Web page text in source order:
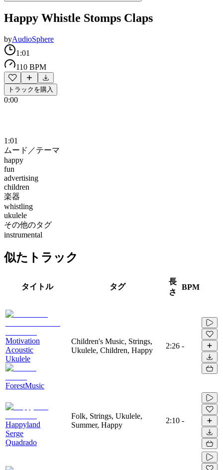
Happy Whistle Stomps Claps
byAudioSphere
1:01
110 BPM
トラックを購入
0:00
1:01
ムード／テーマ
happy
fun
advertising
children
楽器
whistling
ukulele
その他のタグ
instrumental
似たトラック
タイトル タグ
長
さ
BPM
Motivation
Acoustic
Ukulele
ForestMusic
Children's Music, Strings,
Ukulele, Children, Happy
2:26 -
Happyland
Serge
Quadrado
Folk, Strings, Ukulele,
Summer, Happy
2:10 -